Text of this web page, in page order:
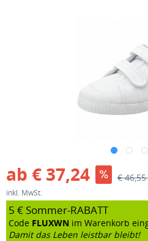
ab € 37,24 € 46,55
inkl. MwSt.
5 € Sommer-RABATT
Code FLUXWN im Warenkorb
Damit das Leben leistbar bleibt!